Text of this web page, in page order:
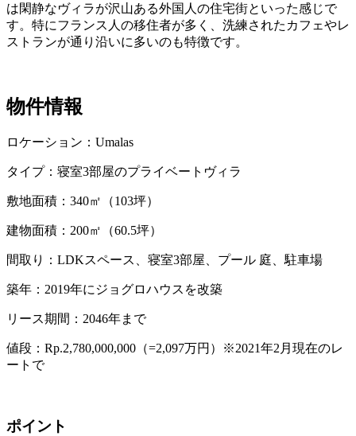
は閑静なヴィラが沢山ある外国人の住宅街といった感じで
す。特にフランス人の移住者が多く、洗練されたカフェやレ
ストランが通り沿いに多いのも特徴です。
物件情報
ロケーション：Umalas
タイプ：寝室3部屋のプライベートヴィラ
敷地面積：340㎡（103坪）
建物面積：200㎡（60.5坪）
間取り：LDKスペース、寝室3部屋、プール 庭、駐車場
築年：2019年にジョグロハウスを改築
リース期間：2046年まで
値段：Rp.2,780,000,000（=2,097万円）※2021年2月現在のレ
ートで
ポイント